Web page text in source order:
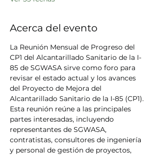
Acerca del evento
La Reunión Mensual de Progreso del
CP1 del Alcantarillado Sanitario de la I-
85 de SGWASA sirve como foro para
revisar el estado actual y los avances
del Proyecto de Mejora del
Alcantarillado Sanitario de la I-85 (CP1).
Esta reunión reúne a las principales
partes interesadas, incluyendo
representantes de SGWASA,
contratistas, consultores de ingeniería
y personal de gestión de proyectos,